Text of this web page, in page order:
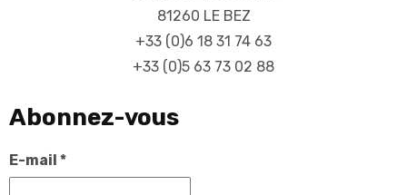
81260 LE BEZ
+33 (0)6 18 31 74 63
+33 (0)5 63 73 02 88
Abonnez-vous
E-mail *